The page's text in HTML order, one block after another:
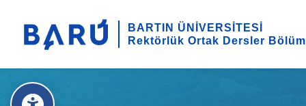
BARTIN ÜNİVERSİTESİ
Rektörlük Ortak Dersler